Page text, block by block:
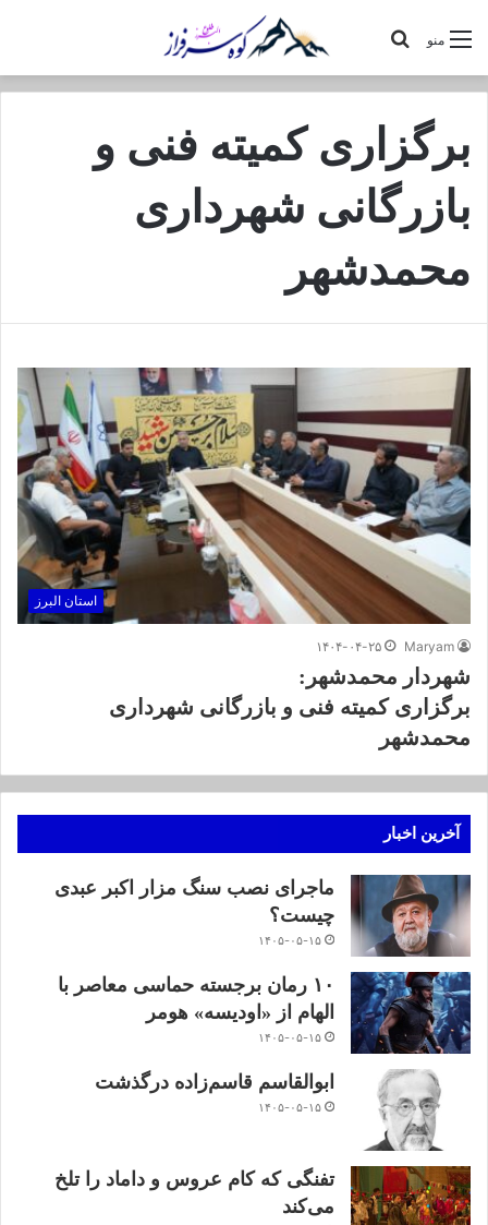
منو
برگزاری کمیته فنی و
بازرگانی شهرداری
محمدشهر
استان البرز
Maryam ۱۴۰۴-۰۴-۲۵
شهردار محمدشهر:
برگزاری کمیته فنی و بازرگانی شهرداری
محمدشهر
آخرین اخبار
ماجرای نصب سنگ مزار اکبر عبدی
چیست؟
۱۴۰۵-۰۵-۱۵
۱۰ رمان برجسته حماسی معاصر با
الهام از «اودیسه» هومر
۱۴۰۵-۰۵-۱۵
ابوالقاسم قاسم‌زاده درگذشت
۱۴۰۵-۰۵-۱۵
تفنگی که کام عروس و داماد را تلخ
می‌کند